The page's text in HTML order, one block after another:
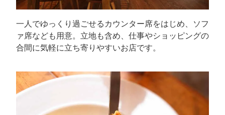
一人でゆっくり過ごせるカウンター席をはじめ、ソフ
ァ席なども用意。立地も含め、仕事やショッピングの
合間に気軽に立ち寄りやすいお店です。